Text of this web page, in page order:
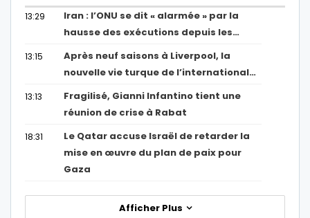
13:29
Iran : l’ONU se dit « alarmée » par la
hausse des exécutions depuis les…
13:15
Après neuf saisons à Liverpool, la
nouvelle vie turque de l’international…
13:13
Fragilisé, Gianni Infantino tient une
réunion de crise à Rabat
18:31
Le Qatar accuse Israël de retarder la
mise en œuvre du plan de paix pour
Gaza
Afficher Plus